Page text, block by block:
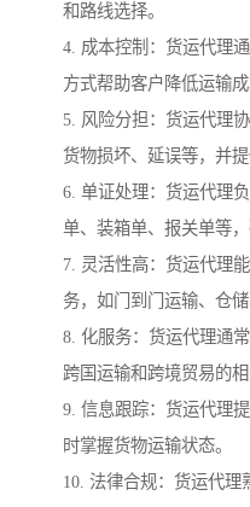
和路线选择。
4. 成本控制：货运代理
方式帮助客户降低运输成
5. 风险分担：货运代理
货物损坏、延误等，并提
6. 单证处理：货运代理
单、装箱单、报关单等，
7. 灵活性高：货运代理
务，如门到门运输、仓储
8. 化服务：货运代理通
跨国运输和跨境贸易的相
9. 信息跟踪：货运代理
时掌握货物运输状态。
10. 法律合规：货运代